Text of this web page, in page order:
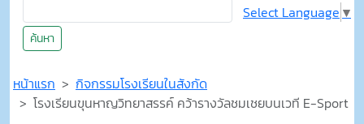
ค้นหา
Select Language ▼
หน้าแรก
กิจกรรมโรงเรียนในสังกัด
โรงเรียนขุนหาญวิทยาสรรค์ คว้ารางวัลชมเชยบนเวที E-Sport